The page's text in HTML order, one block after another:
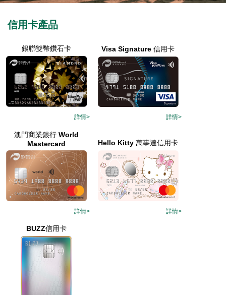
信用卡產品
銀聯雙幣鑽石卡
詳情>
Visa Signature 信用卡
詳情>
澳門商業銀行 World
Mastercard
詳情>
Hello Kitty 萬事達信用卡
詳情>
BUZZ信用卡